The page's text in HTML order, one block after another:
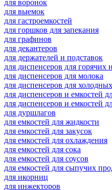
для воронок
для выемок
для гастроемкостей
для горшков для запекания
для графинов
для декантеров
для держателей и подставок
для диспенсеров для горячих
для диспенсеров для молока
для диспенсеров для
для диспенсеров и емкостей
для диспенсеров и емкостей
для дуршлагов
для емкостей для жидкости
для емкостей для закусок
для емкостей для охлаждения
для емкостей для сока
для емкостей для соусов
для емкостей для сыпучих
для икорниц
для инжекторов